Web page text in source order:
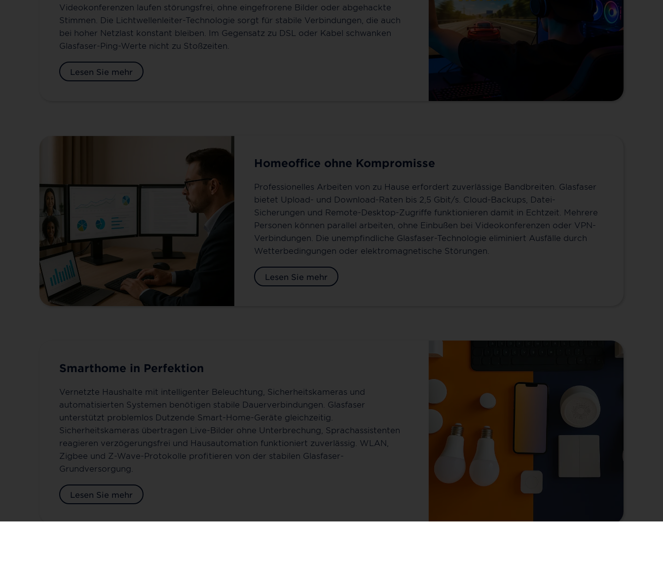
Videokonferenzen laufen störungsfrei, ohne eingefrorene Bilder oder abgehackte
Stimmen. Die Lichtwellenleiter-Technologie sorgt für stabile Verbindungen, die auch
bei hoher Netzlast konstant bleiben. Im Gegensatz zu DSL oder Kabel schwanken
Glasfaser-Ping-Werte nicht zu Stoßzeiten.
Lesen Sie mehr
Homeoffice ohne Kompromisse
Professionelles Arbeiten von zu Hause erfordert zuverlässige Bandbreiten. Glasfaser
bietet Upload- und Download-Raten bis 2,5 Gbit/s. Cloud-Backups, Datei-
Sicherungen und Remote-Desktop-Zugriffe funktionieren damit in Echtzeit. Mehrere
Personen können parallel arbeiten, ohne Einbußen bei Videokonferenzen oder VPN-
Verbindungen. Die unempfindliche Glasfaser-Technologie eliminiert Ausfälle durch
Wetterbedingungen oder elektromagnetische Störungen.
Lesen Sie mehr
Smarthome in Perfektion
Vernetzte Haushalte mit intelligenter Beleuchtung, Sicherheitskameras und
automatisierten Systemen benötigen stabile Dauerverbindungen. Glasfaser
unterstützt problemlos Dutzende Smart-Home-Geräte gleichzeitig.
Sicherheitskameras übertragen Live-Bilder ohne Unterbrechung, Sprachassistenten
reagieren verzögerungsfrei und Hausautomation funktioniert zuverlässig. WLAN,
Zigbee und Z-Wave-Protokolle profitieren von der stabilen Glasfaser-
Grundversorgung.
Lesen Sie mehr